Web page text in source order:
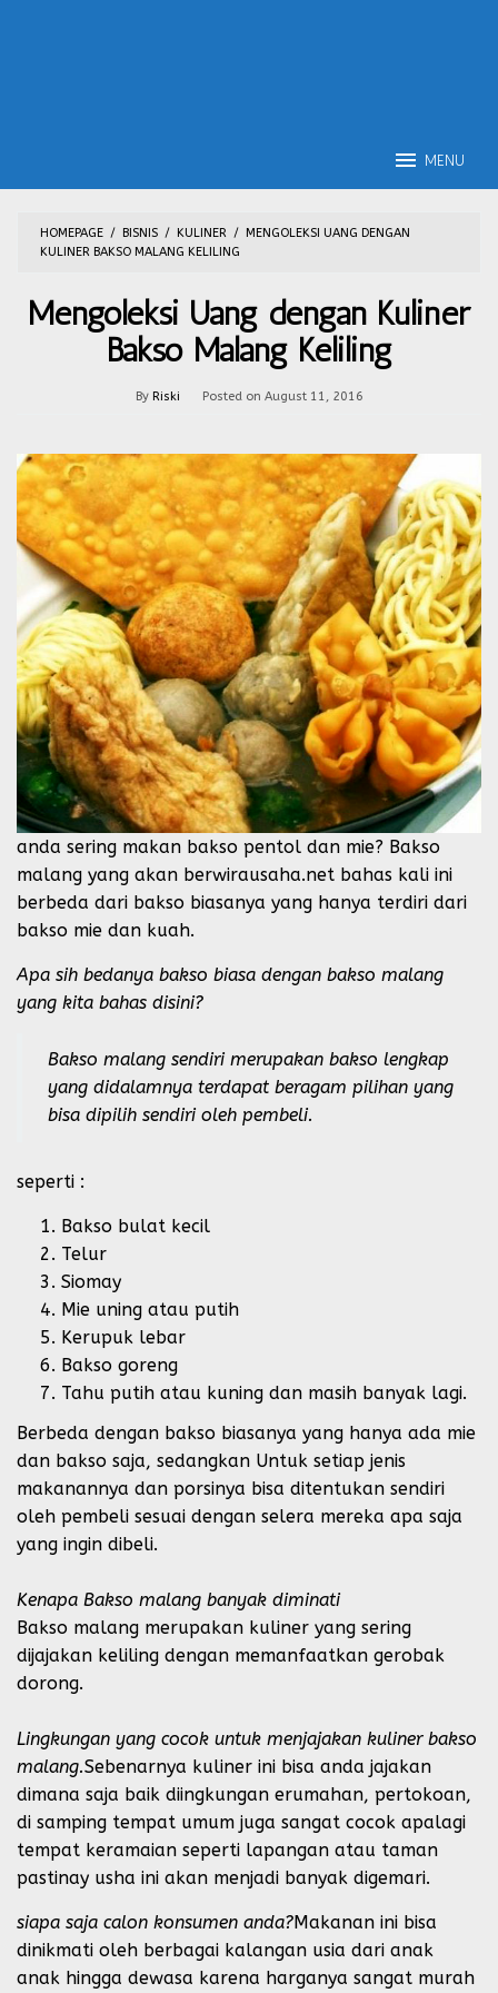
MENU
HOMEPAGE / BISNIS / KULINER / MENGOLEKSI UANG DENGAN
KULINER BAKSO MALANG KELILING
Mengoleksi Uang dengan Kuliner
Bakso Malang Keliling
By Riski Posted on August 11, 2016
anda sering makan bakso pentol dan mie? Bakso
malang yang akan berwirausaha.net bahas kali ini
berbeda dari bakso biasanya yang hanya terdiri dari
bakso mie dan kuah.
Apa sih bedanya bakso biasa dengan bakso malang
yang kita bahas disini?
Bakso malang sendiri merupakan bakso lengkap
yang didalamnya terdapat beragam pilihan yang
bisa dipilih sendiri oleh pembeli.
seperti :
Bakso bulat kecil
Telur
Siomay
Mie uning atau putih
Kerupuk lebar
Bakso goreng
Tahu putih atau kuning dan masih banyak lagi.
Berbeda dengan bakso biasanya yang hanya ada mie
dan bakso saja, sedangkan Untuk setiap jenis
makanannya dan porsinya bisa ditentukan sendiri
oleh pembeli sesuai dengan selera mereka apa saja
yang ingin dibeli.
Kenapa Bakso malang banyak diminati
Bakso malang merupakan kuliner yang sering
dijajakan keliling dengan memanfaatkan gerobak
dorong.
Lingkungan yang cocok untuk menjajakan kuliner bakso
malang.Sebenarnya kuliner ini bisa anda jajakan
dimana saja baik diingkungan erumahan, pertokoan,
di samping tempat umum juga sangat cocok apalagi
tempat keramaian seperti lapangan atau taman
pastinay usha ini akan menjadi banyak digemari.
siapa saja calon konsumen anda?Makanan ini bisa
dinikmati oleh berbagai kalangan usia dari anak
anak hingga dewasa karena harganya sangat murah